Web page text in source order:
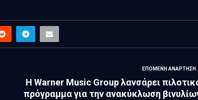
ΕΠΌΜΕΝΗ ΑΝΆΡΤΗΣΗ
Η Warner Music Group λανσάρει
πρόγραμμα για την ανακύκλωση